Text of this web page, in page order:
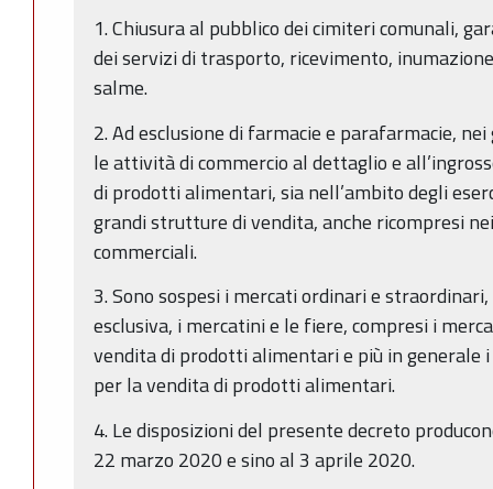
1. Chiusura al pubblico dei cimiteri comunali,
dei servizi di trasporto, ricevimento,
salme.
2. Ad esclusione di farmacie e parafarmacie,
le attività di commercio al dettaglio e
di prodotti alimentari, sia nell’ambito degli
grandi strutture di vendita, anche ricompresi
commerciali.
3. Sono sospesi i mercati ordinari e
esclusiva, i mercatini e le fiere, compresi i
vendita di prodotti alimentari e più in generale
per la vendita di prodotti alimentari.
4. Le disposizioni del presente decreto
22 marzo 2020 e sino al 3 aprile 2020.